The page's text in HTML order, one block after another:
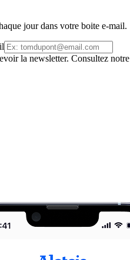
jour dans votre boite e-mail.
la newsletter. Consultez notre